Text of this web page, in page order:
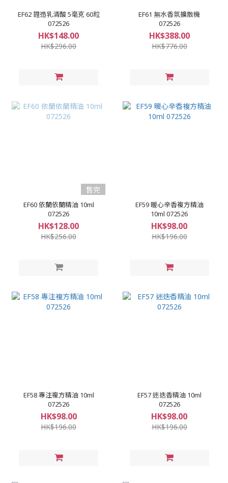
EF62 鋰造乳清酸 5毫克 60粒
072526
HK$148.00
HK$296.00
EF61 無水香氛擴散機
072526
HK$388.00
HK$776.00
售完
EF60 依蘭依蘭精油 10ml
072526
HK$128.00
HK$256.00
EF59 暖心辛香複方精油
10ml 072526
HK$98.00
HK$196.00
EF58 專注複方精油 10ml
072526
HK$98.00
HK$196.00
EF57 迷迭香精油 10ml
072526
HK$98.00
HK$196.00